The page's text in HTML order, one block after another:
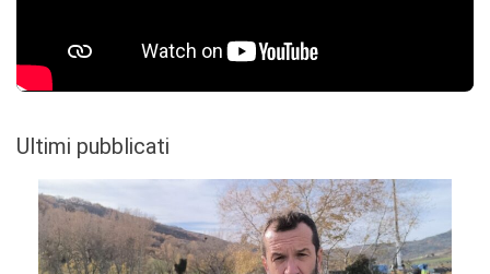
Ultimi pubblicati